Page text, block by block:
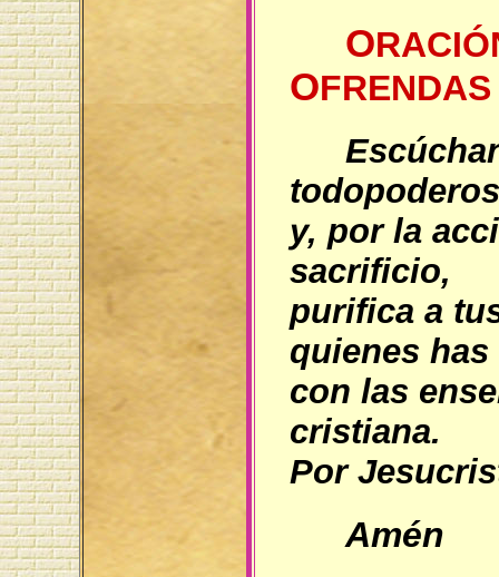
O
OFRENDAS
y, por la
sacrificio,
purifica a
quienes
con las
cristiana.
Por
Amén